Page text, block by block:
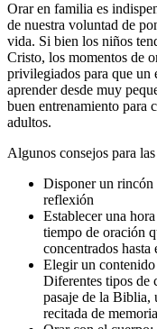
Orar en familia es
de nuestra voluntad de
vida. Si bien los niños
Cristo, los momentos de
privilegiados para que un
aprender desde muy
buen entrenamiento para
adultos.
Algunos consejos para
Disponer un rincón
reflexión
Establecer una
tiempo de oración
concentrados hasta
Elegir un
Diferentes tipos de
pasaje de la Biblia,
recitada de